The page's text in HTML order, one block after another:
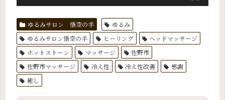
ゆるみサロン 悟空の手
ゆるみ
ゆるみサロン悟空の手
ヒーリング
ヘッドマッサージ
ホットストーン
マッサージ
佐野市
佐野市マッサージ
冷え性 冷え性改善
感謝
癒し